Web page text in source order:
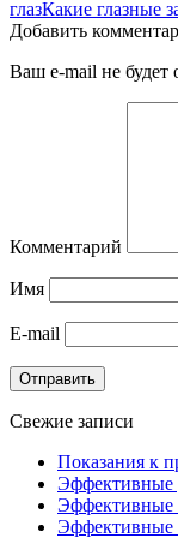
глазКакие глазные
Добавить
Ваш e-mail не будет
Комментарий
Имя
E-mail
Отправить
Свежие записи
Показания к
Эффективные
Эффективные
Эффективные